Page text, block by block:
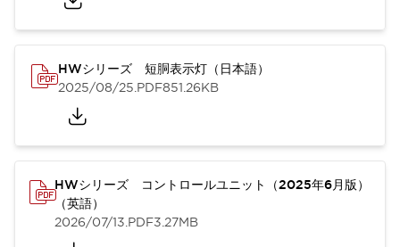
HWシリーズ 短胴表示灯（日本語）
2025/08/25.PDF851.26KB
HWシリーズ コントロールユニット（2025年6月版）
（英語）
2026/07/13.PDF3.27MB